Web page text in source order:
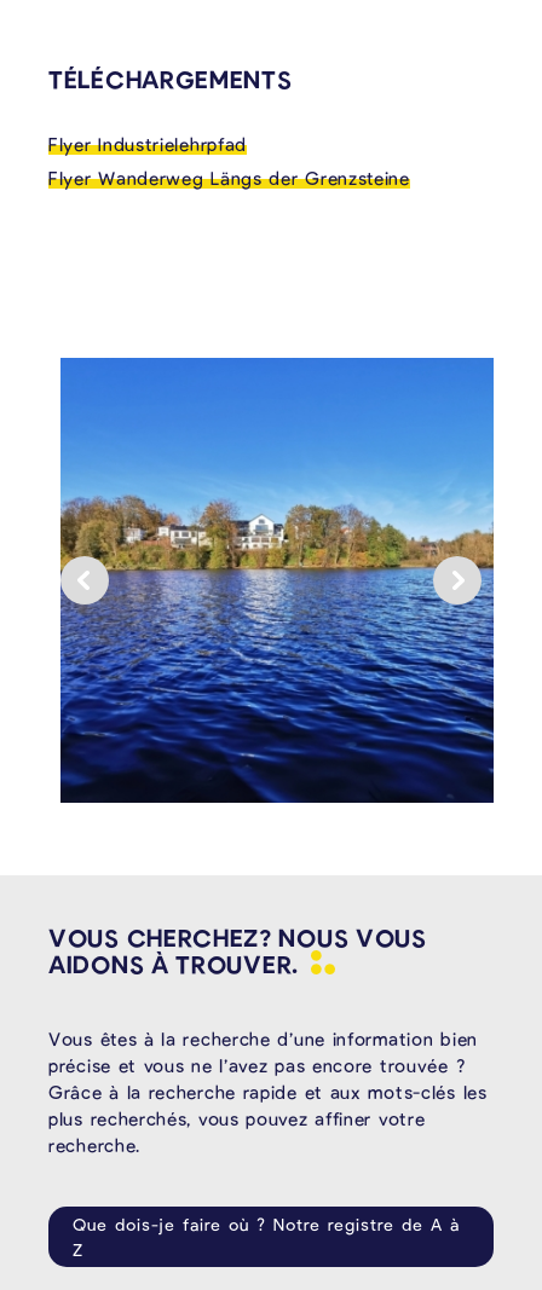
TÉLÉCHARGEMENTS
Flyer Industrielehrpfad
Flyer Wanderweg Längs der Grenzsteine
VOUS CHERCHEZ? NOUS VOUS
AIDONS ÀTROUVER.
Vous êtes à la recherche d’une information bien
précise et vous ne l’avez pas encore trouvée ?
Grâce à la recherche rapide et aux mots-clés les
plus recherchés, vous pouvez affiner votre
recherche.
Que dois-je faire où ? Notre registre de A à
Z